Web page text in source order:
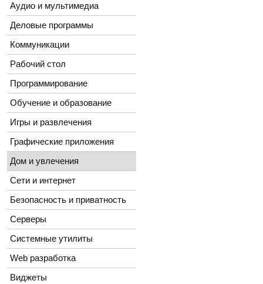
Аудио и мультимедиа
Деловые программы
Коммуникации
Рабочий стол
Программирование
Обучение и образование
Игры и развлечения
Графические приложения
Дом и увлечения
Сети и интернет
Безопасность и приватность
Серверы
Системные утилиты
Web разработка
Виджеты